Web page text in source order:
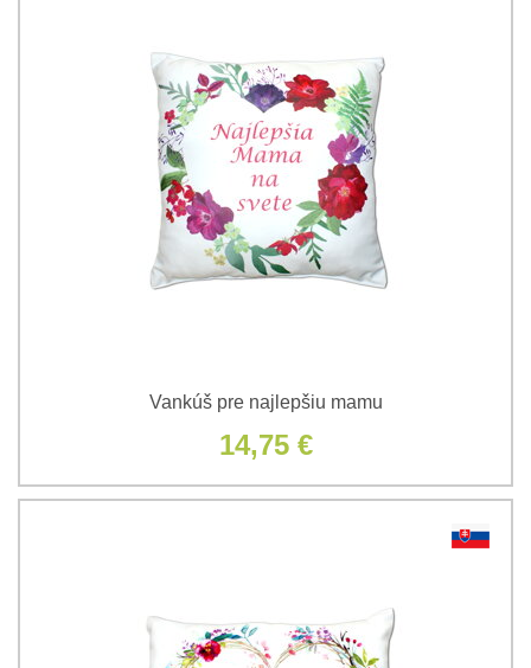
Vankúš pre najlepšiu mamu
14,75 €